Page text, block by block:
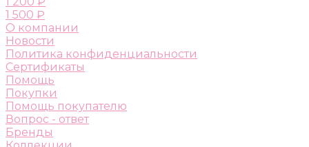
1 500 ₽
О компании
Новости
Политика конфиденциальности
Сертификаты
Помощь
Покупки
Помощь покупателю
Вопрос - ответ
Бренды